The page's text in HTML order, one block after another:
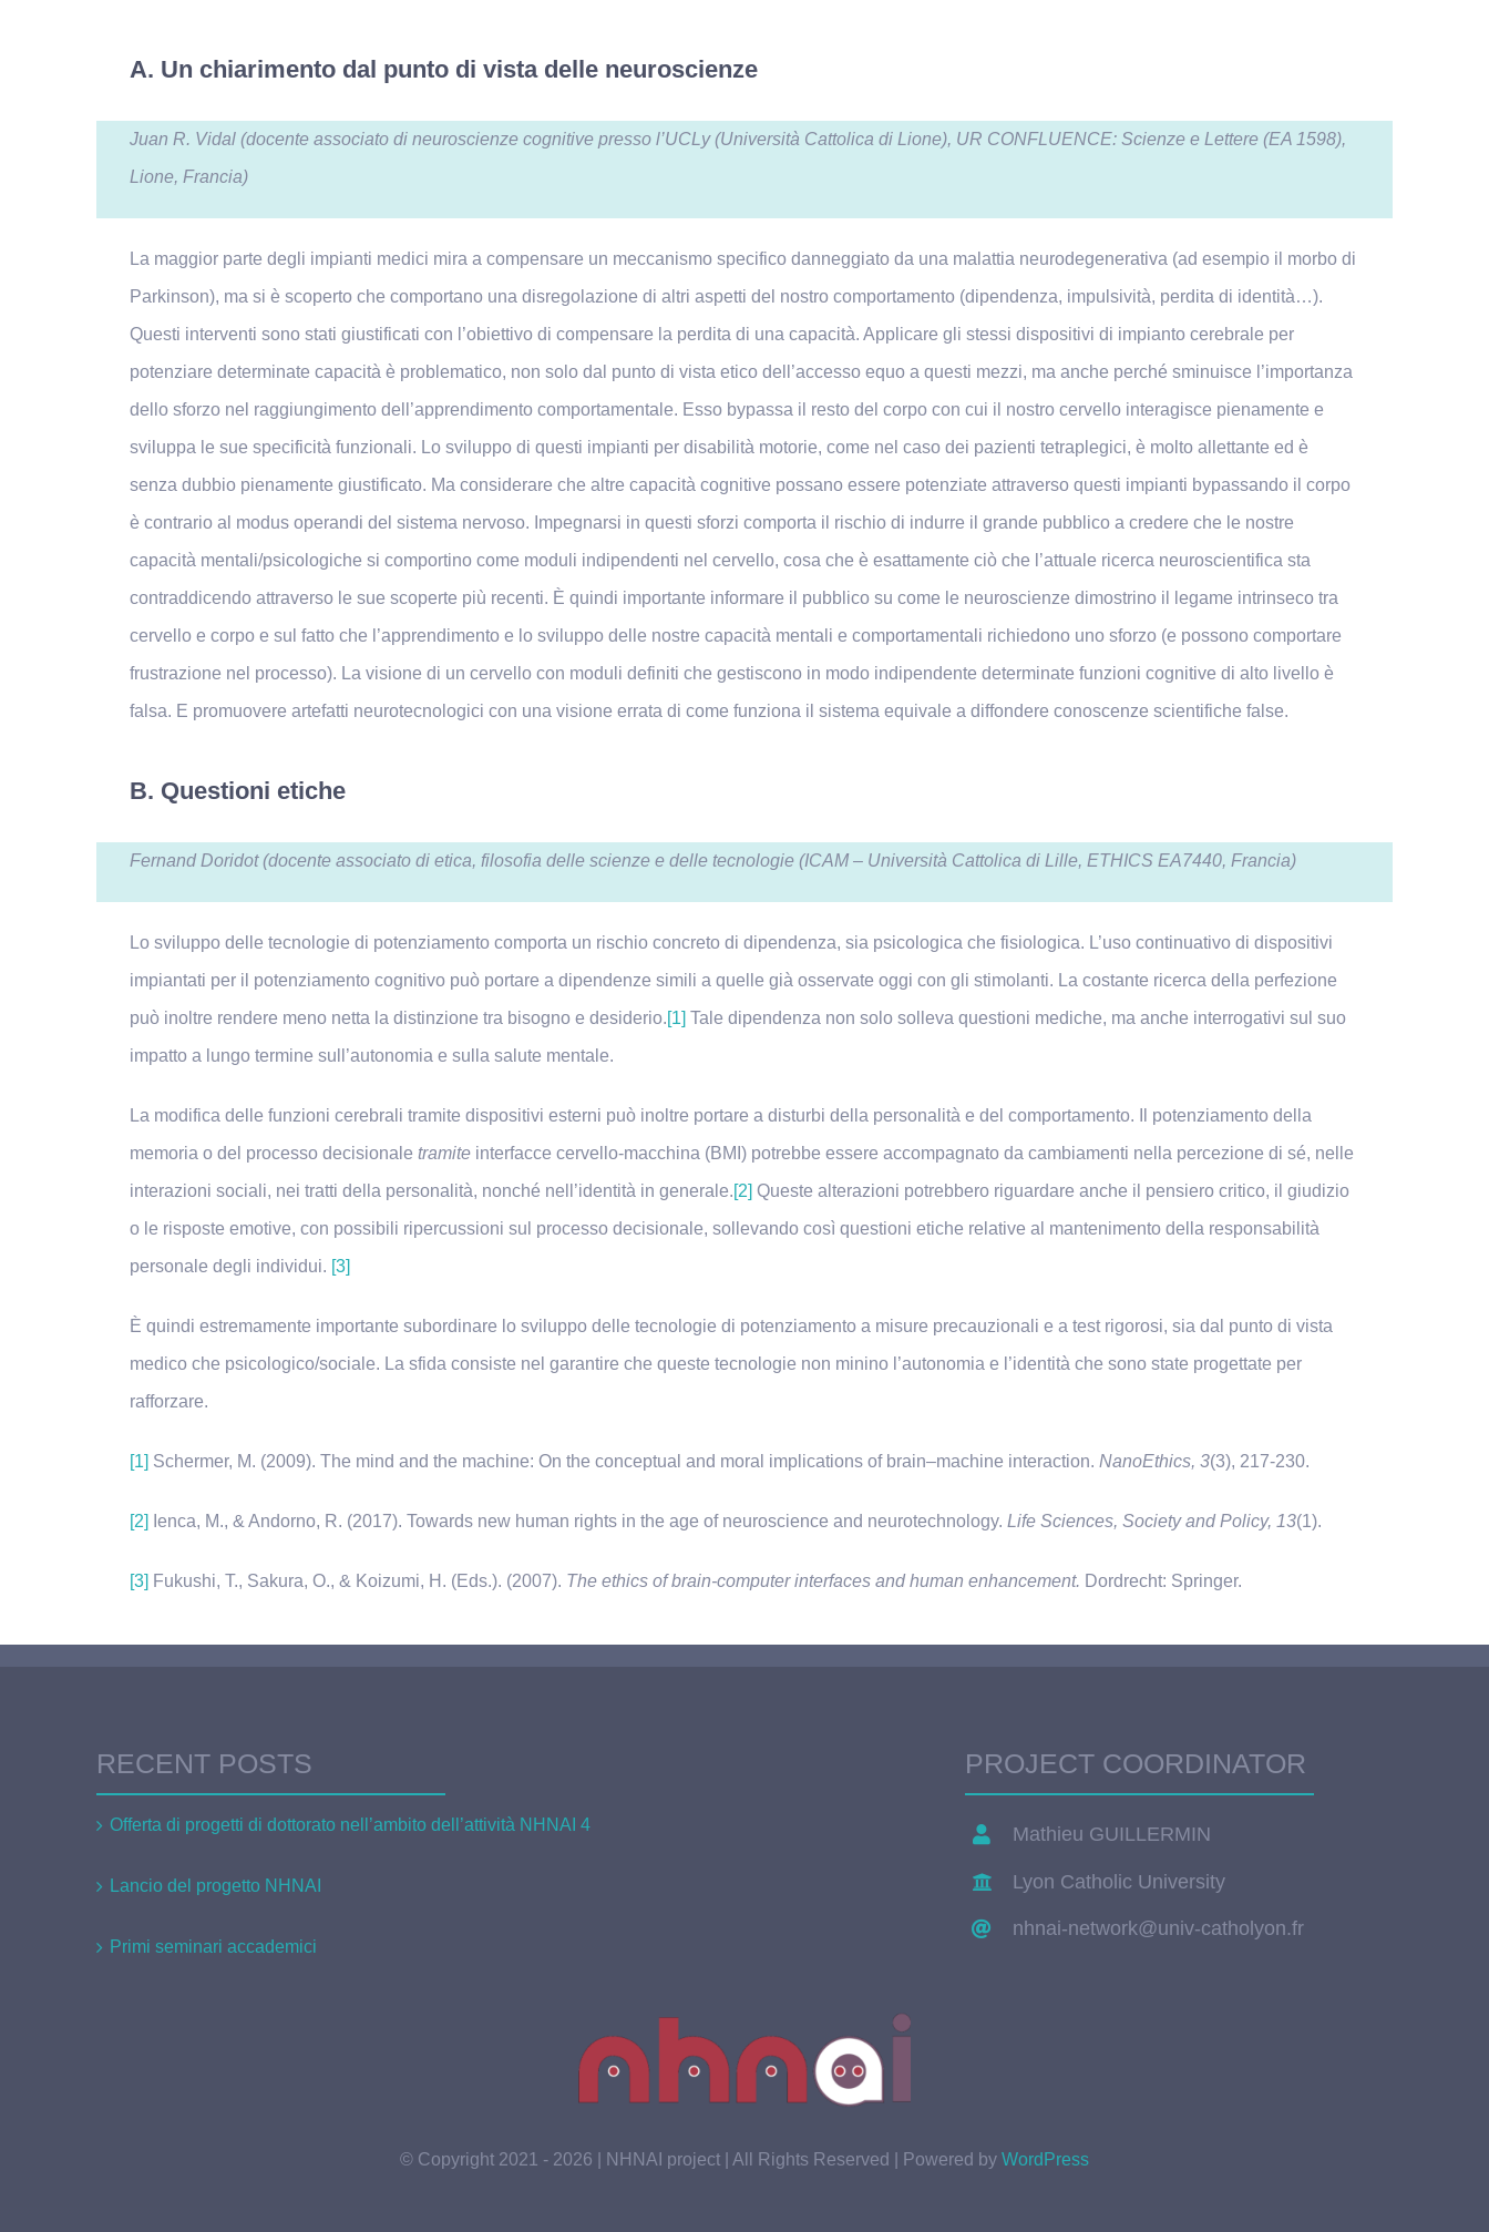
A. Un chiarimento dal punto di vista delle neuroscienze
Juan R. Vidal (docente associato di neuroscienze cognitive presso l’UCLy (Università Cattolica di Lione), UR CONFLUENCE: Scienze e Lettere (EA 1598),
Lione, Francia)
La maggior parte degli impianti medici mira a compensare un meccanismo specifico danneggiato da una malattia neurodegenerativa (ad esempio il morbo di
Parkinson), ma si è scoperto che comportano una disregolazione di altri aspetti del nostro comportamento (dipendenza, impulsività, perdita di identità…).
Questi interventi sono stati giustificati con l’obiettivo di compensare la perdita di una capacità. Applicare gli stessi dispositivi di impianto cerebrale per
potenziare determinate capacità è problematico, non solo dal punto di vista etico dell’accesso equo a questi mezzi, ma anche perché sminuisce l’importanza
dello sforzo nel raggiungimento dell’apprendimento comportamentale. Esso bypassa il resto del corpo con cui il nostro cervello interagisce pienamente e
sviluppa le sue specificità funzionali. Lo sviluppo di questi impianti per disabilità motorie, come nel caso dei pazienti tetraplegici, è molto allettante ed è
senza dubbio pienamente giustificato. Ma considerare che altre capacità cognitive possano essere potenziate attraverso questi impianti bypassando il corpo
è contrario al modus operandi del sistema nervoso. Impegnarsi in questi sforzi comporta il rischio di indurre il grande pubblico a credere che le nostre
capacità mentali/psicologiche si comportino come moduli indipendenti nel cervello, cosa che è esattamente ciò che l’attuale ricerca neuroscientifica sta
contraddicendo attraverso le sue scoperte più recenti. È quindi importante informare il pubblico su come le neuroscienze dimostrino il legame intrinseco tra
cervello e corpo e sul fatto che l’apprendimento e lo sviluppo delle nostre capacità mentali e comportamentali richiedono uno sforzo (e possono comportare
frustrazione nel processo). La visione di un cervello con moduli definiti che gestiscono in modo indipendente determinate funzioni cognitive di alto livello è
falsa. E promuovere artefatti neurotecnologici con una visione errata di come funziona il sistema equivale a diffondere conoscenze scientifiche false.
B. Questioni etiche
Fernand Doridot (docente associato di etica, filosofia delle scienze e delle tecnologie (ICAM – Università Cattolica di Lille, ETHICS EA7440, Francia)
Lo sviluppo delle tecnologie di potenziamento comporta un rischio concreto di dipendenza, sia psicologica che fisiologica. L’uso continuativo di dispositivi
impiantati per il potenziamento cognitivo può portare a dipendenze simili a quelle già osservate oggi con gli stimolanti. La costante ricerca della perfezione
può inoltre rendere meno netta la distinzione tra bisogno e desiderio.[1] Tale dipendenza non solo solleva questioni mediche, ma anche interrogativi sul suo
impatto a lungo termine sull’autonomia e sulla salute mentale.
La modifica delle funzioni cerebrali tramite dispositivi esterni può inoltre portare a disturbi della personalità e del comportamento. Il potenziamento della
memoria o del processo decisionale tramiteinterfacce cervello-macchina (BMI) potrebbe essere accompagnato da cambiamenti nella percezione di sé, nelle
interazioni sociali, nei tratti della personalità, nonché nell’identità in generale.[2] Queste alterazioni potrebbero riguardare anche il pensiero critico, il giudizio
o le risposte emotive, con possibili ripercussioni sul processo decisionale, sollevando così questioni etiche relative al mantenimento della responsabilità
personale degli individui. [3]
È quindi estremamente importante subordinare lo sviluppo delle tecnologie di potenziamento a misure precauzionali e a test rigorosi, sia dal punto di vista
medico che psicologico/sociale. La sfida consiste nel garantire che queste tecnologie non minino l’autonomia e l’identità che sono state progettate per
rafforzare.
[1] Schermer, M. (2009). The mind and the machine: On the conceptual and moral implications of brain–machine interaction. NanoEthics, 3(3), 217-230.
[2] Ienca, M., & Andorno, R. (2017). Towards new human rights in the age of neuroscience and neurotechnology. Life Sciences, Society and Policy, 13(1).
[3] Fukushi, T., Sakura, O., & Koizumi, H. (Eds.). (2007). The ethics of brain-computer interfaces and human enhancement. Dordrecht: Springer.
RECENT POSTS
Offerta di progetti di dottorato nell’ambito dell’attività NHNAI 4
Lancio del progetto NHNAI
Primi seminari accademici
PROJECT COORDINATOR
Mathieu GUILLERMIN
Lyon Catholic University
nhnai-network@univ-catholyon.fr
© Copyright 2021 - 2026 | NHNAI project | All Rights Reserved | Powered by WordPress